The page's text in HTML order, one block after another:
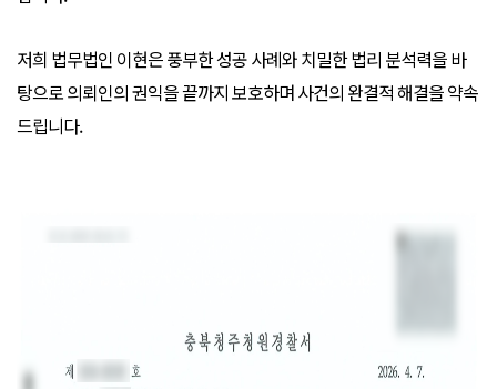
저희 법무법인 이현은 풍부한 성공 사례와 치밀한 법리 분석력을 바
탕으로 의뢰인의 권익을 끝까지 보호하며 사건의 완결적 해결을 약속
드립니다.